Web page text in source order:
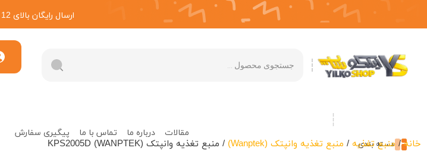
ارسال رایگان بالای 12 میلیون با پست پیشتاز
دسته بندی
مقالات درباره ما تماس با ما پیگیری سفارش
خانه/ منبع تغذیه / منبع تغذیه وانپتک (Wanptek) / منبع تغذیه وانپتک (WANPTEK) KPS2005D